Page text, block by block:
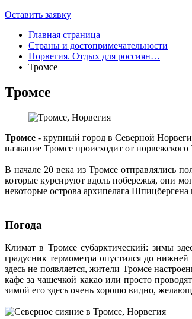
Оставить заявку
Главная страница
Страны и достопримечательности
Норвегия. Отдых для россиян…
Тромсе
Тромсе
Тромсе - крупный город в Северной
название Тромсе происходит от норвежского
В начале 20 века из Тромсе отправлялись
которые курсируют вдоль побережья, они
некоторые острова архипелага Шпицбергена
Погода
Климат в Тромсе субарктический: зимы
градусник термометра опустился до
здесь не появляется, жители Тромсе
кафе за чашечкой какао или просто
зимой его здесь очень хорошо видно,